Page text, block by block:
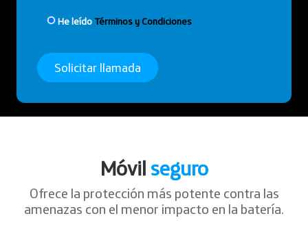
He leídoTérminos y Condiciones
Móvil seguro
Ofrece la protección más potente contra las
amenazas con el menor impacto en la batería.